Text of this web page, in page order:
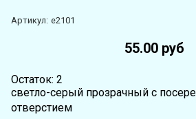
Артикул: e2101
55.00 руб
Остаток: 2
светло-серый прозрачный с
отверстием